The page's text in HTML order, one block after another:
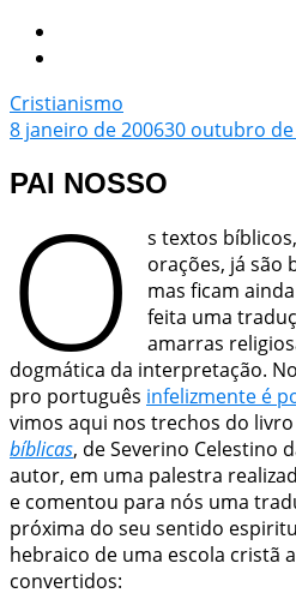
Cristianismo
8 janeiro de 200630 outubro de
PAI NOSSO
O s textos
orações, já são
mas ficam
feita uma
amarras
dogmática da interpretação.
pro português infelizmente é
vimos aqui nos trechos do
bíblicas, de Severino Celestino
autor, em uma palestra
e comentou para nós uma
próxima do seu sentido
hebraico de uma escola cristã
convertidos: